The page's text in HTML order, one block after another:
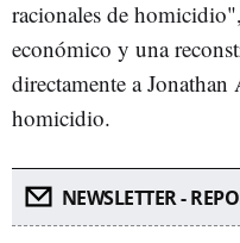
racionales de
económico y una
directamente a
homicidio.
NEWSLETTER -